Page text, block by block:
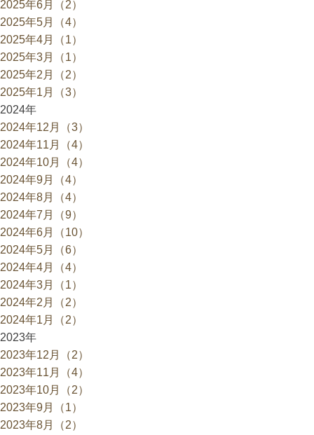
2025年6月（2）
2025年5月（4）
2025年4月（1）
2025年3月（1）
2025年2月（2）
2025年1月（3）
2024年
2024年12月（3）
2024年11月（4）
2024年10月（4）
2024年9月（4）
2024年8月（4）
2024年7月（9）
2024年6月（10）
2024年5月（6）
2024年4月（4）
2024年3月（1）
2024年2月（2）
2024年1月（2）
2023年
2023年12月（2）
2023年11月（4）
2023年10月（2）
2023年9月（1）
2023年8月（2）